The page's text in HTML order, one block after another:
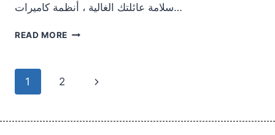
سلامة عائلتك الغالية ، أنظمة كاميرات…
READ MORE شقق
يشيل
Page
1 2
Next